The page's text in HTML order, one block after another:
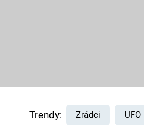
Trendy: Zrádci UFO